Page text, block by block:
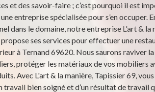
et des savoir-faire ; c’est pourquoi il est
entreprise spécialisée pour s’en occuper.
dans le domaine, notre entreprise L'art & la
ses services pour effectuer une
à Ternand 69620. Nous saurons raviver
protéger les matériaux de vos mobiliers
Avec L'art & la manière, Tapissier 69,
travail bien soigné et d’un résultat de travail